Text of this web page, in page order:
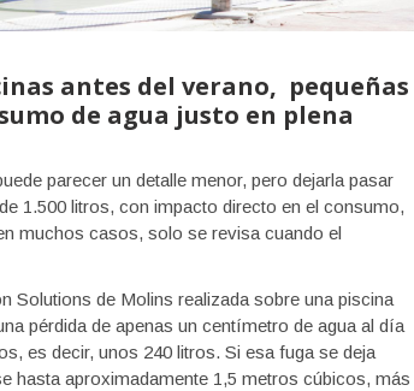
antes del verano, pequeñas
de agua justo en plena
parecer un detalle menor, pero dejarla pasar
1.500 litros, con impacto directo en el consumo,
muchos casos, solo se revisa cuando el
Solutions de Molins realizada sobre una piscina
pérdida de apenas un centímetro de agua al día
es decir, unos 240 litros. Si esa fuga se deja
hasta aproximadamente 1,5 metros cúbicos, más